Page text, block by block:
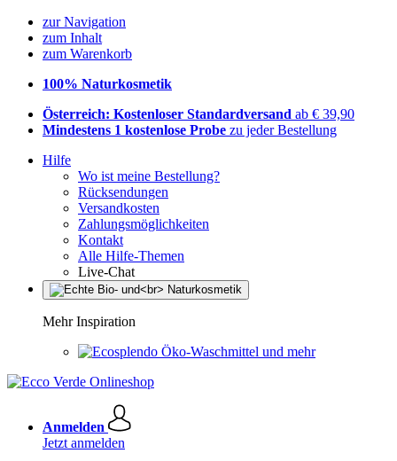
zur Navigation
zum Inhalt
zum Warenkorb
100% Naturkosmetik
Österreich: Kostenloser Standardversand ab € 39,90
Mindestens 1 kostenlose Probe zu jeder Bestellung
Hilfe
Wo ist meine Bestellung?
Rücksendungen
Versandkosten
Zahlungsmöglichkeiten
Kontakt
Alle Hilfe-Themen
Live-Chat
Mehr Inspiration
Öko-Waschmittel und mehr
Anmelden
Jetzt anmelden